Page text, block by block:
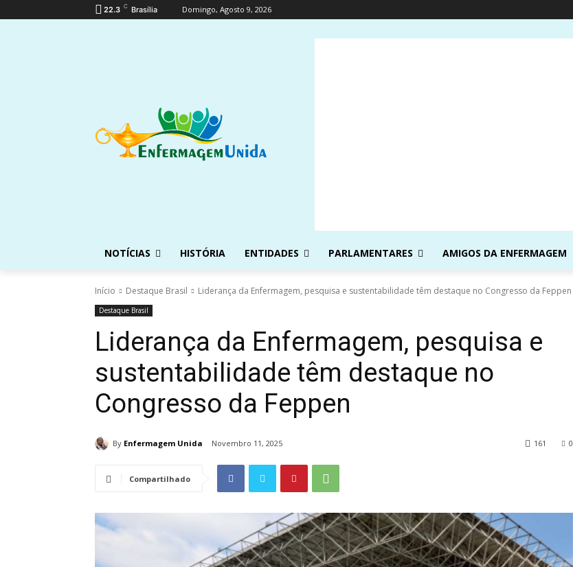
22.3 C Brasília Domingo, Agosto 9, 2026
NOTÍCIAS HISTÓRIA ENTIDADES PARLAMENTARES AMIGOS DA ENFERMAGEM
Início Destaque Brasil Liderança da Enfermagem, pesquisa e sustentabilidade têm destaque no Congresso da Feppen
Destaque Brasil
Liderança da Enfermagem, pesquisa e
sustentabilidade têm destaque no
Congresso da Feppen
By Enfermagem Unida Novembro 11, 2025 0
161
Compartilhado